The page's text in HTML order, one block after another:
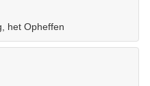
het Opheffen